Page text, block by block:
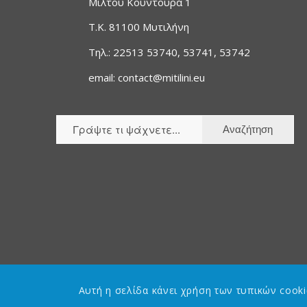
T.K. 81100 Μυτιλήνη
Τηλ.: 22513 53740, 53741, 53742
email: contact@mitilini.eu
Αυτή η σελίδα κάνει χρήση των τυπικών